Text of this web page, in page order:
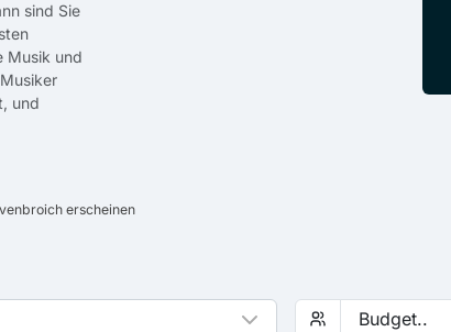
sind Sie
Musik und
und
erscheinen